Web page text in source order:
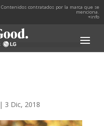
Contenidos contratados por la marca que se
menciona.
+info
| 3 Dic, 2018